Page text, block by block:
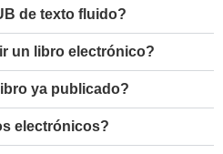
de texto fluido?
un libro electrónico?
ya publicado?
electrónicos?